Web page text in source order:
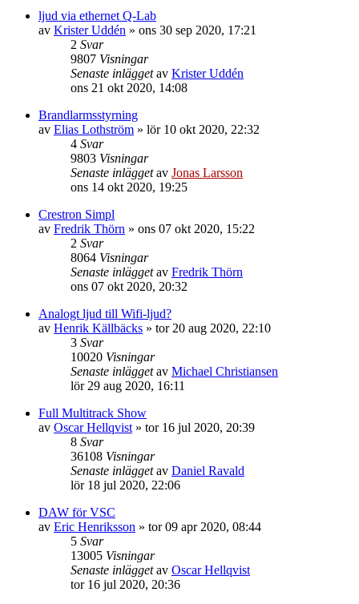
ljud via ethernet Q-Lab
av Krister Uddén » ons 30 sep 2020, 17:21
2 Svar
9807 Visningar
Senaste inläggetav Krister Uddén
ons 21 okt 2020, 14:08
Brandlarmsstyrning
av Elias Lothström » lör 10 okt 2020, 22:32
4 Svar
9803 Visningar
Senaste inläggetav Jonas Larsson
ons 14 okt 2020, 19:25
Crestron Simpl
av Fredrik Thörn » ons 07 okt 2020, 15:22
2 Svar
8064 Visningar
Senaste inläggetav Fredrik Thörn
ons 07 okt 2020, 20:32
Analogt ljud till Wifi-ljud?
av Henrik Källbäcks » tor 20 aug 2020, 22:10
3 Svar
10020 Visningar
Senaste inläggetav Michael Christiansen
lör 29 aug 2020, 16:11
Full Multitrack Show
av Oscar Hellqvist » tor 16 jul 2020, 20:39
8 Svar
36108 Visningar
Senaste inläggetav Daniel Ravald
lör 18 jul 2020, 22:06
DAW för VSC
av Eric Henriksson » tor 09 apr 2020, 08:44
5 Svar
13005 Visningar
Senaste inläggetav Oscar Hellqvist
tor 16 jul 2020, 20:36